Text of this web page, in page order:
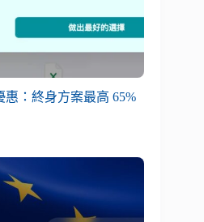
惠：終身方案最高 65%